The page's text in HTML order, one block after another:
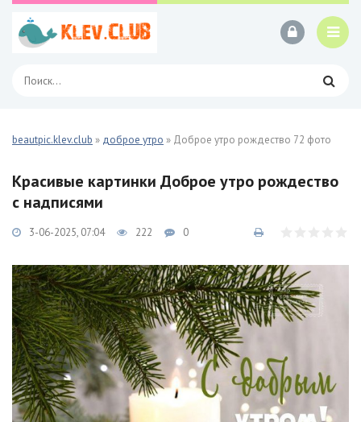
beautpic.klev.club » доброе утро » Доброе утро рождество 72 фото
Красивые картинки Доброе утро рождество
с надписями
3-06-2025, 07:04 222 0